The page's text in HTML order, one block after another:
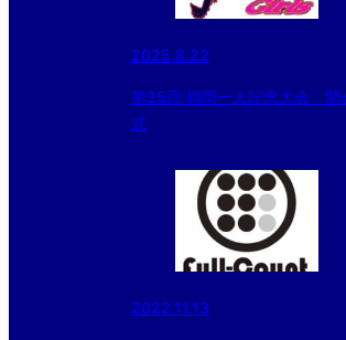
2025.8.22
第25回 鶴岡一人記念大会 開
式
2022.11.13